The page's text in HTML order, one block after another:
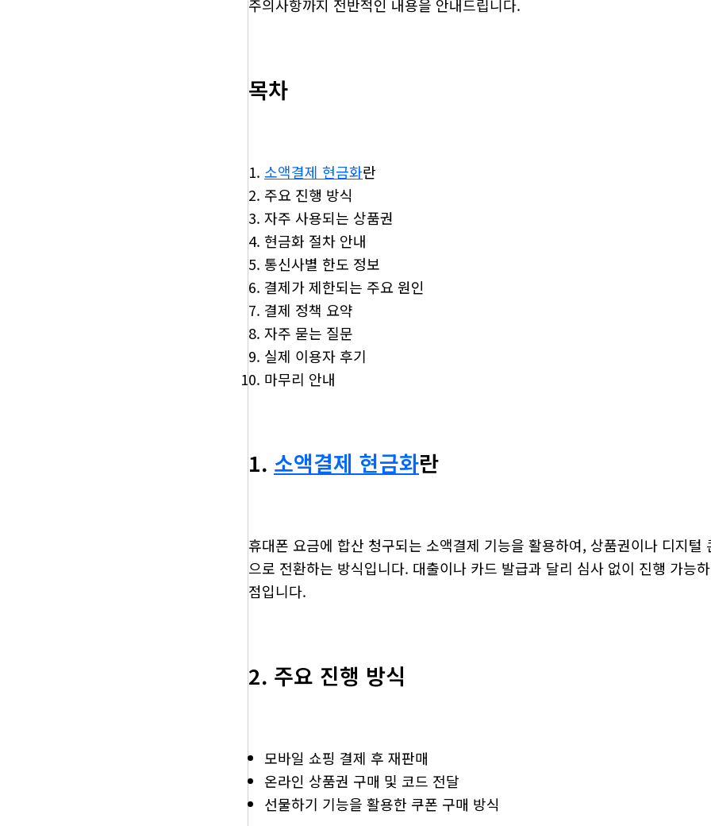
주의사항까지 전반적인 내용을 안내드립니다.
목차
소액결제 현금화란
주요 진행 방식
자주 사용되는 상품권
현금화 절차 안내
통신사별 한도 정보
결제가 제한되는 주요 원인
결제 정책 요약
자주 묻는 질문
실제 이용자 후기
마무리 안내
1. 소액결제 현금화란
휴대폰 요금에 합산 청구되는 소액결제 기능을 활용하여, 상품권이나 디지
으로 전환하는 방식입니다. 대출이나 카드 발급과 달리 심사 없이 진행 가능
점입니다.
2. 주요 진행 방식
모바일 쇼핑 결제 후 재판매
온라인 상품권 구매 및 코드 전달
선물하기 기능을 활용한 쿠폰 구매 방식